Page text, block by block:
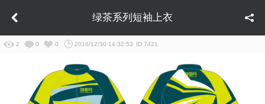
绿茶系列短袖上衣
2 0 0 2016/12/30 14:32:53 ID:7421